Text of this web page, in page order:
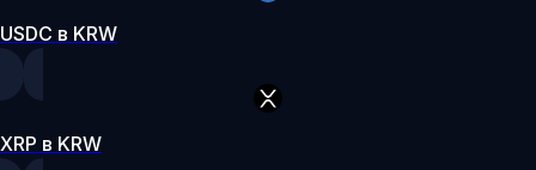
USDC в KRW
XRP в KRW